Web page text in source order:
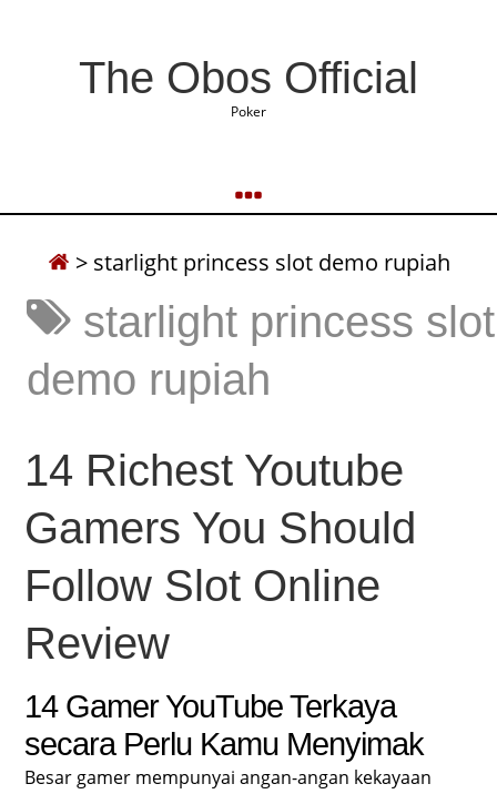
The Obos Official
Poker
> starlight princess slot demo rupiah
starlight princess slot
demo rupiah
14 Richest Youtube
Gamers You Should
Follow Slot Online
Review
14 Gamer YouTube Terkaya
secara Perlu Kamu Menyimak
Besar gamer mempunyai angan-angan kekayaan